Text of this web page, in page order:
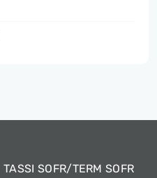
TASSI SOFR/TERM SOFR